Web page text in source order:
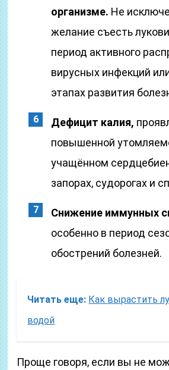
организме. Не
желание съесть
период активного
вирусных инфекций
этапах развития
Дефицит калия,
повышенной
учащённом
запорах, судорогах и
Снижение иммунных
особенно в период
обострений болезней.
Читать еще: Как вырастить
водой
Проще говоря, если вы не